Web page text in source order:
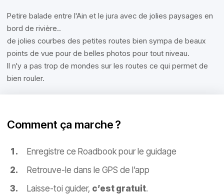
Petire balade entre l'Ain et le jura avec de jolies paysages en
bord de rivière..
de jolies courbes des petites routes bien sympa de beaux
points de vue pour de belles photos pour tout niveau.
Il n'y a pas trop de mondes sur les routes ce qui permet de
bien rouler.
Comment ça marche ?
Enregistre ce Roadbook pour le guidage
Retrouve-le dans le GPS de l’app
Laisse-toi guider, c’est gratuit.